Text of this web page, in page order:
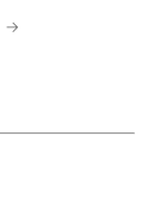
→